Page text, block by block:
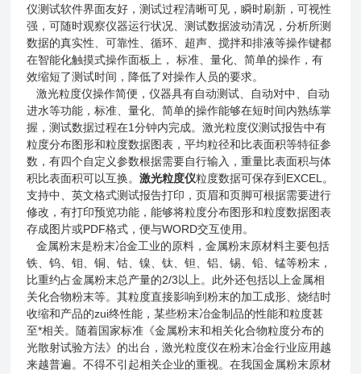
仪测试软件界面友好，测试过程清晰可见，瞬时刷新，可视性
强，可随时观察仪器运行状况、测试数据波动清况，分析所测
数据的真实性、可靠性、循环、超声、搅拌和排液等操作键都
在智能化触摸式操作面板上， 标准、量化、简单的操作，有
效缩短了测试时间，降低了对操作人员的要求。
激光粒度仪操作简便，仪器具有自动测试、自动对中、自动
进水等功能，标准、量化、简单的操作能够在短时间内熟练掌
握，测试数据过程在1分钟内完成。激光粒度仪测试报告中有
粒度分布图形和粒度数据图表，平均粒径和比表面积等特征参
数，有四个自定义参数根据需要自行输入，重量比表面积与体
积比表面积可以互换。激光粒度仪粒度数据可保存到EXCEL。
支持中、英文格式测试报告打印，页眉和页脚可根据需要进行
修改，有打印预览功能，能够将粒度分布图形和粒度数据图表
存成图片或PDF格式，便与WORD交互使用。
金属粉末是粉末冶金工业的原料，金属粉末原材料主要包括
铁、钨、钼、铜、钴、镍、钛、钽、铝、锡、铅、锰等粉末，
比重约占金属粉末总产量的2/3以上。此外还包括以上金属相
关化合物粉末等。其粒度直接影响到粉末的加工成形、烧结时
收缩和产品的zui终性能，某些粉末冶金制品的性能和粒度甚
至*相关。随着国家标准《金属粉末和相关化合物粒度分布的
光散射试验方法》的出台，激光粒度仪在粉末冶金行业应用越
来越普遍。不得不引起相关企业的重视。在我国金属粉末原材